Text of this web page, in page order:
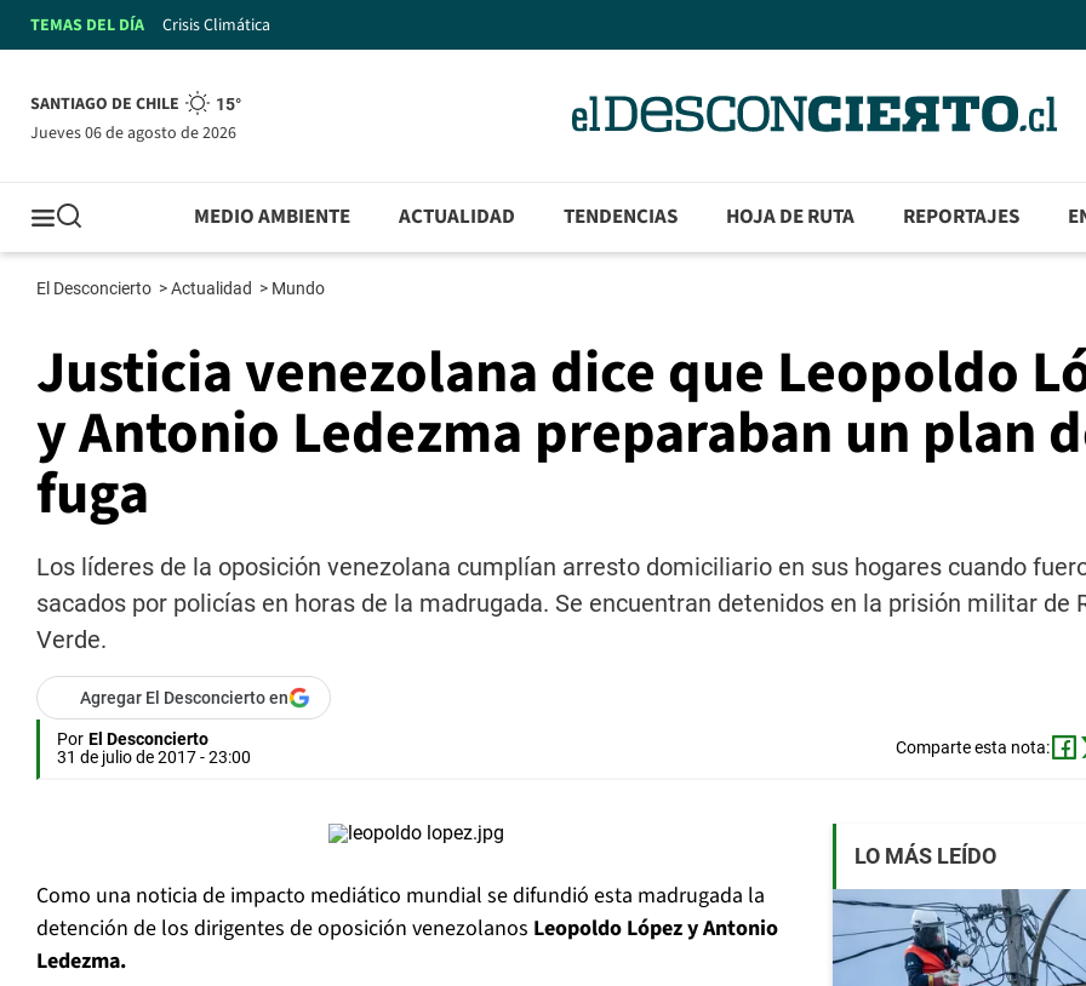
TEMAS DEL DÍA Crisis Climática
SANTIAGO DE CHILE 15°
jueves 06 de agosto de 2026
MEDIO AMBIENTE ACTUALIDAD TENDENCIAS HOJA DE RUTA REPORTAJES
El Desconcierto >Actualidad > Mundo
Justicia venezolana dice que Leopoldo
y Antonio Ledezma preparaban un plan
fuga
Los líderes de la oposición venezolana cumplían arresto domiciliario en sus hogares cuando
sacados por policías en horas de la madrugada. Se encuentran detenidos en la prisión militar de
Verde.
Agregar El Desconcierto en
Por El Desconcierto
31 de julio de 2017 - 23:00
Comparte esta nota:
Como una noticia de impacto mediático mundial se difundió esta madrugada la
detención de los dirigentes de oposición venezolanos Leopoldo López y Antonio
Ledezma.
LO MÁS LEÍDO